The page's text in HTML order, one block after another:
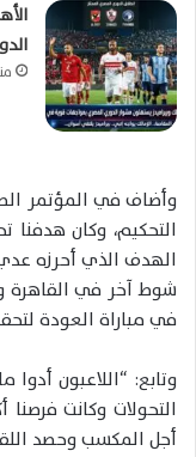
منذ
وأضاف في المؤتمر
التحكيم، وكان هدفنا
الهدف الذي أحرزه
شوط آخر في القاهرة
في مباراة العودة
وتابع: “اللاعبون
التحولات وكانت
أجل المكسب وحصد